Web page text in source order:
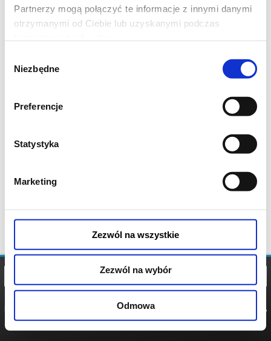
Partnerzy mogą połączyć te informacje z innymi danymi
otrzymanymi od Ciebie lub uzyskanymi podczas
zgody
Niezbędne
Preferencje
Statystyka
Marketing
Zezwól na wszystkie
Zezwól na wybór
Odmowa
POLITYKA
POLITYKA